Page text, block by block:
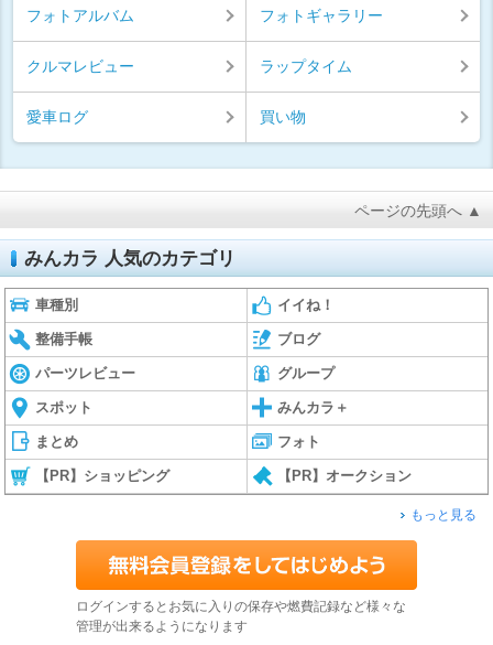
フォトアルバム フォトギャラリー
クルマレビュー ラップタイム
愛車ログ 買い物
ページの先頭へ ▲
みんカラ 人気のカテゴリ
車種別 イイね！
整備手帳 ブログ
パーツレビュー グループ
スポット みんカラ＋
まとめ フォト
【PR】ショッピング 【PR】オークション
もっと見る
ログインするとお気に入りの保存や燃費記録など様々な
管理が出来るようになります